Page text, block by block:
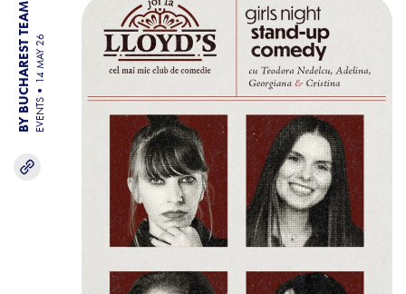
BY BUCHAREST TEAM EVENTS
14 MAY 26